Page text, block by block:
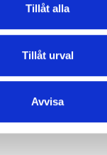
Tillåt alla
Tillåt urval
Avvisa
liter mjölk du